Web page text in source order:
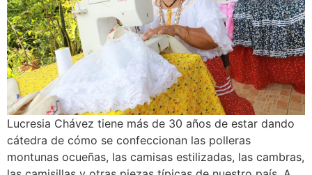
Lucresia Chávez tiene más de 30 años de estar dando
cátedra de cómo se confeccionan las polleras
montunas ocueñas, las camisas estilizadas, las cambras,